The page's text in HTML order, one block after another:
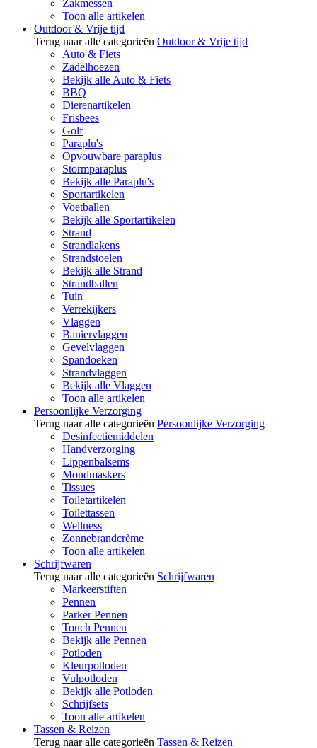
Zakmessen
Toon alle artikelen
Outdoor & Vrije tijd
Terug naar alle categorieën Outdoor & Vrije tijd
Auto & Fiets
Zadelhoezen
Bekijk alle Auto & Fiets
BBQ
Dierenartikelen
Frisbees
Golf
Paraplu's
Opvouwbare paraplus
Stormparaplus
Bekijk alle Paraplu's
Sportartikelen
Voetballen
Bekijk alle Sportartikelen
Strand
Strandlakens
Strandstoelen
Bekijk alle Strand
Strandballen
Tuin
Verrekijkers
Vlaggen
Baniervlaggen
Gevelvlaggen
Spandoeken
Strandvlaggen
Bekijk alle Vlaggen
Toon alle artikelen
Persoonlijke Verzorging
Terug naar alle categorieën Persoonlijke Verzorging
Desinfectiemiddelen
Handverzorging
Lippenbalsems
Mondmaskers
Tissues
Toiletartikelen
Toilettassen
Wellness
Zonnebrandcrème
Toon alle artikelen
Schrijfwaren
Terug naar alle categorieën Schrijfwaren
Markeerstiften
Pennen
Parker Pennen
Touch Pennen
Bekijk alle Pennen
Potloden
Kleurpotloden
Vulpotloden
Bekijk alle Potloden
Schrijfsets
Toon alle artikelen
Tassen & Reizen
Terug naar alle categorieën Tassen & Reizen